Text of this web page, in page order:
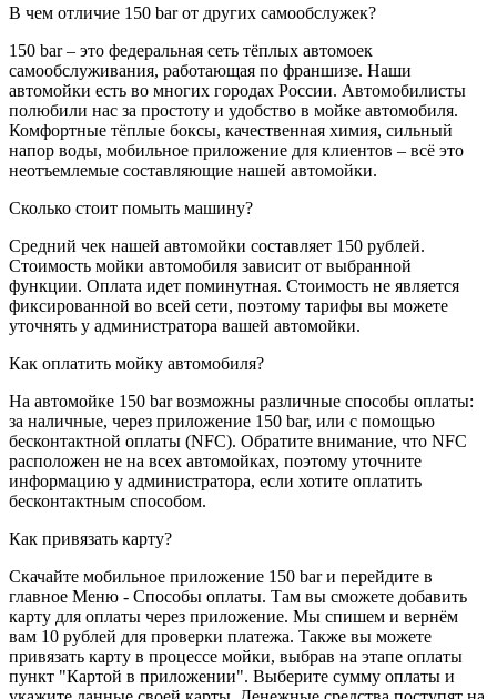
В чем отличие 150 bar от других самообслужек?
150 bar – это федеральная сеть тёплых автомоек
самообслуживания, работающая по франшизе. Наши
автомойки есть во многих городах России. Автомобилисты
полюбили нас за простоту и удобство в мойке автомобиля.
Комфортные тёплые боксы, качественная химия, сильный
напор воды, мобильное приложение для клиентов – всё это
неотъемлемые составляющие нашей автомойки.
Сколько стоит помыть машину?
Средний чек нашей автомойки составляет 150 рублей.
Стоимость мойки автомобиля зависит от выбранной
функции. Оплата идет поминутная. Стоимость не является
фиксированной во всей сети, поэтому тарифы вы можете
уточнять у администратора вашей автомойки.
Как оплатить мойку автомобиля?
На автомойке 150 bar возможны различные способы оплаты:
за наличные, через приложение 150 bar, или с помощью
бесконтактной оплаты (NFC). Обратите внимание, что NFC
расположен не на всех автомойках, поэтому уточните
информацию у администратора, если хотите оплатить
бесконтактным способом.
Как привязать карту?
Скачайте мобильное приложение 150 bar и перейдите в
главное Меню - Способы оплаты. Там вы сможете добавить
карту для оплаты через приложение. Мы спишем и вернём
вам 10 рублей для проверки платежа. Также вы можете
привязать карту в процессе мойки, выбрав на этапе оплаты
пункт "Картой в приложении". Выберите сумму оплаты и